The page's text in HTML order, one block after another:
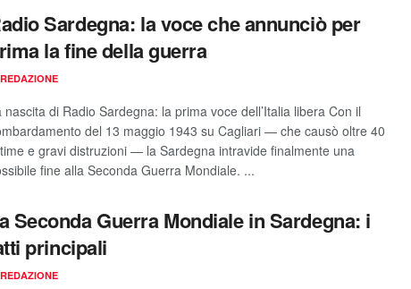
Sardegna: la voce che annunciò per
la fine della guerra
REDAZIONE
nascita di Radio Sardegna: la prima voce dell’Italia libera Con il
del 13 maggio 1943 su Cagliari — che causò oltre 40
e gravi distruzioni — la Sardegna intravide finalmente una
fine alla Seconda Guerra Mondiale. ...
Seconda Guerra Mondiale in Sardegna: i
principali
REDAZIONE